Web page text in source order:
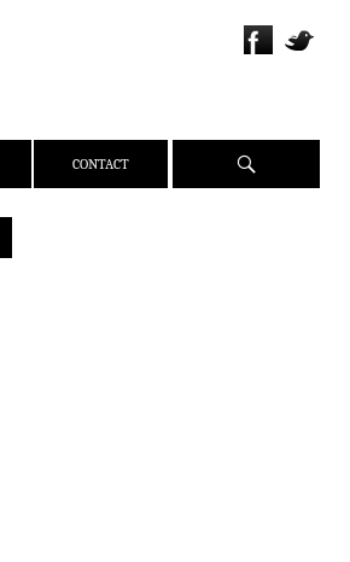
CONTACT Recherche